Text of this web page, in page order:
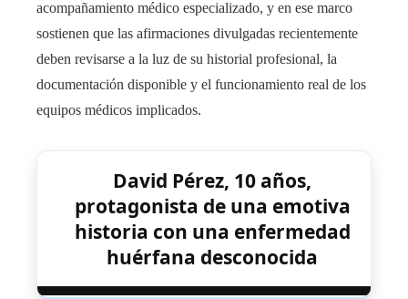
acompañamiento médico especializado, y en ese marco
sostienen que las afirmaciones divulgadas recientemente
deben revisarse a la luz de su historial profesional, la
documentación disponible y el funcionamiento real de los
equipos médicos implicados.
David Pérez, 10 años,
protagonista de una emotiva
historia con una enfermedad
huérfana desconocida